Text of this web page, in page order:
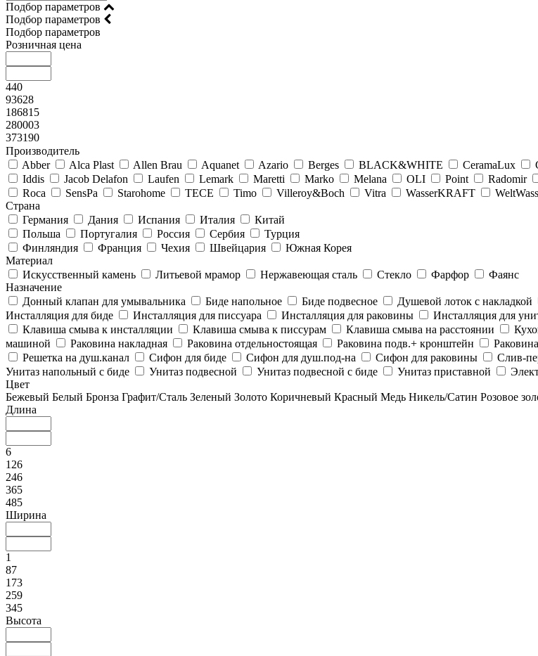
Подбор параметров
Подбор параметров
Подбор параметров
Розничная цена
440
93628
186815
280003
373190
Производитель
Abber
Alca Plast Allen Brau Aquanet Azario Berges BLACK&WHITE CeramaLux
Iddis
Jacob Delafon Laufen Lemark Maretti Marko Melana OLI Point Radomir
Roca
SensPa Starohome TECE Timo Villeroy&Boсh Vitra WasserKRAFT
Страна
Германия
Дания Испания Италия
Китай
Польша
Португалия Россия Сербия
Турция
Финляндия
Франция Чехия Швейцария
Южная Корея
Материал
Искусственный камень
Литьевой мрамор Нержавеющая сталь Стекло Фарфор
Фаянс
Назначение
Донный клапан для умывальника
Биде напольное Биде подвесное Душевой лоток с накладкой
Инсталляция для биде
Инсталляция для писсуара Инсталляция для раковины Инсталляция для
Клавиша смыва к инсталляции
Клавиша смыва к писсурам Клавиша смыва на расстоянии
машиной
Раковина накладная Раковина отдельностоящая Раковина подв.+ кронштейн
Решетка на душ.канал
Сифон для биде Сифон для душ.под-на Сифон для раковины Слив-
Унитаз напольный с биде
Унитаз подвесной Унитаз подвесной с биде Унитаз приставной
Цвет
Бежевый Белый Бронза Графит/Сталь Зеленый Золото Коричневый Красный Медь Никель/Сатин Розовое
Длина
6
126
246
365
485
Ширина
1
87
173
259
345
Высота